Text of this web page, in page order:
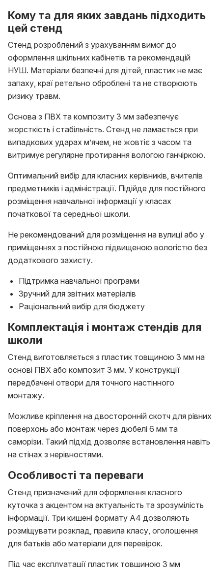
Кому та для яких завдань підходить
цей стенд
Стенд розроблений з урахуванням вимог до
оформлення шкільних кабінетів та рекомендацій
НУШ. Матеріали безпечні для дітей, пластик не має
запаху, краї ретельно оброблені та не створюють
ризику травм.
Основа з ПВХ та композиту 3 мм забезпечує
жорсткість і стабільність. Стенд не ламається при
випадкових ударах м’ячем, не жовтіє з часом та
витримує регулярне протирання вологою ганчіркою.
Оптимальний вибір для класних керівників, вчителів
предметників і адміністрації. Підійде для постійного
розміщення навчальної інформації у класах
початкової та середньої школи.
Не рекомендований для розміщення на вулиці або у
приміщеннях з постійною підвищеною вологістю без
додаткового захисту.
Підтримка навчальної програми
Зручний для звітних матеріалів
Раціональний вибір для бюджету
Комплектація і монтаж стендів для
школи
Стенд виготовляється з пластик товщиною 3 мм на
основі ПВХ або композит 3 мм. У конструкції
передбачені отвори для точного настінного
монтажу.
Можливе кріплення на двосторонній скотч для рівних
поверхонь або монтаж через дюбелі 6 мм та
саморізи. Такий підхід дозволяє встановлення навіть
на стінах з нерівностями.
Особливості та переваги
Стенд призначений для оформлення класного
куточка з акцентом на актуальність та зрозумілість
інформації. Три кишені формату А4 дозволяють
розміщувати розклад, правила класу, оголошення
для батьків або матеріали для перевірок.
Під час експлуатації пластик товщиною 3 мм